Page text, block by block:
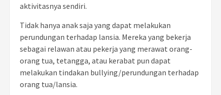
aktivitasnya sendiri.
Tidak hanya anak saja yang dapat melakukan
perundungan terhadap lansia. Mereka yang bekerja
sebagai relawan atau pekerja yang merawat orang-
orang tua, tetangga, atau kerabat pun dapat
melakukan tindakan bullying/perundungan terhadap
orang tua/lansia.